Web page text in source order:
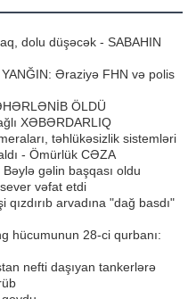
dolu düşəcək - SABAHIN
Əraziyə FHN və polis
ÖLDÜ
XƏBƏRDARLIQ
təhlükəsizlik sistemləri
- Ömürlük CƏZA
gəlin başqası oldu
vəfat etdi
arvadına "dağ basdı"
hücumunun 28-ci qurbanı:
nefti daşıyan tankerlərə